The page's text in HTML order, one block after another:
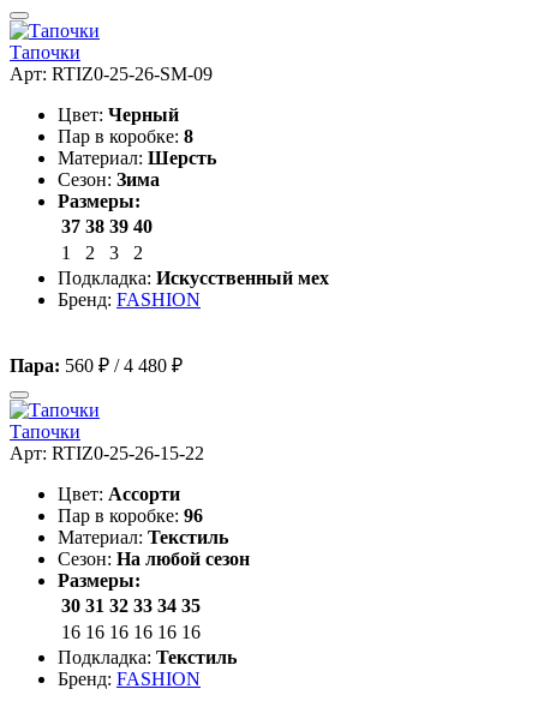
Тапочки
Арт: RTIZ0-25-26-SM-09
Цвет: Черный
Пар в коробке: 8
Материал: Шерсть
Сезон: Зима
Размеры:
37 38 39 40
1
2 3
2
Подкладка: Искусственный мех
Бренд: FASHION
Пара: 560 ₽ /4 480 ₽
Тапочки
Арт: RTIZ0-25-26-15-22
Цвет: Ассорти
Пар в коробке: 96
Материал: Текстиль
Сезон: На любой сезон
Размеры:
30 31 32 33 34 35
16 16 16 16 16 16
Подкладка: Текстиль
Бренд: FASHION